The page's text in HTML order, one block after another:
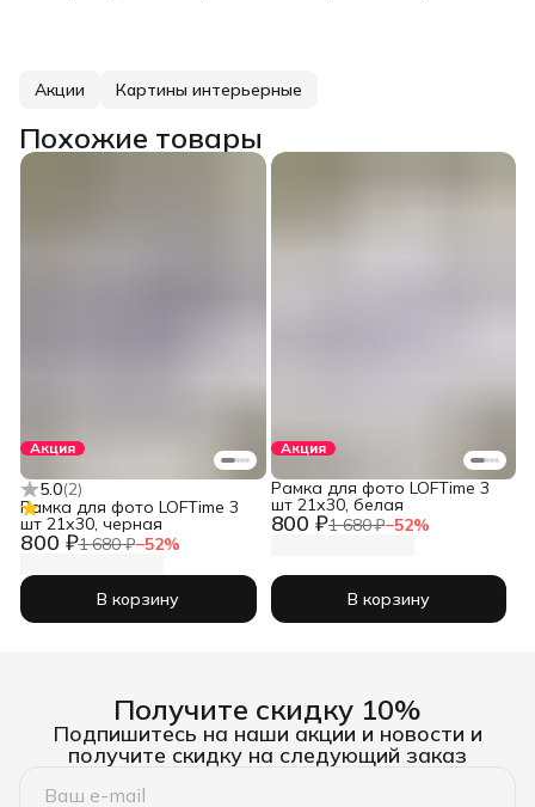
Акции Картины интерьерные
Похожие товары
Акция
5.0(2)
800 ₽1 680 ₽−52%
Рамка для фото LOFTime 3
шт 21х30, черная
В корзину
Акция
800 ₽1 680 ₽−52%
Рамка для фото LOFTime 3
шт 21х30, белая
В корзину
Получите скидку 10%
Подпишитесь на наши акции и новости и
получите скидку на следующий заказ